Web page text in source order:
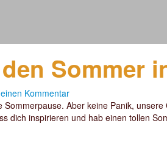
Sommer
Kommentar
Sommerpause. Aber keine Panik,
dich inspirieren und hab einen tollen